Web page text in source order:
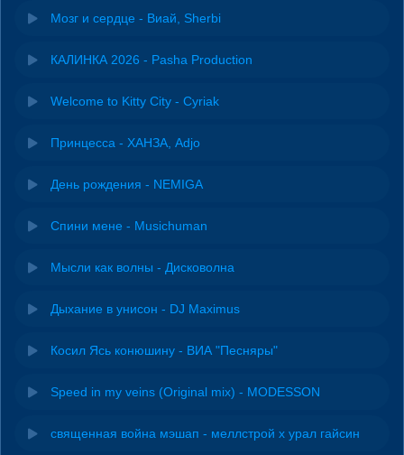
Мозг и сердце - Виай, Sherbi
КАЛИНКА 2026 - Pasha Production
Welcome to Kitty City - Cyriak
Принцесса - ХАНЗА, Adjo
День рождения - NEMIGA
Спини мене - Musichuman
Мысли как волны - Дисковолна
Дыхание в унисон - DJ Maximus
Косил Ясь конюшину - ВИА "Песняры"
Speed in my veins (Original mix) - MODESSON
священная война мэшап - меллстрой х урал гайсин